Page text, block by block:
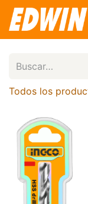
Todos los